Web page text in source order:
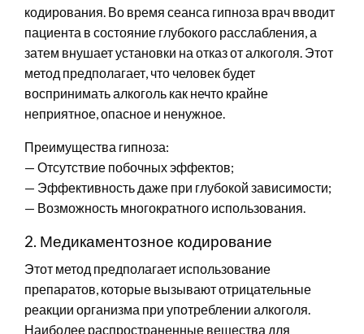
кодирования. Во время сеанса гипноза врач вводит
пациента в состояние глубокого расслабления, а
затем внушает установки на отказ от алкоголя. Этот
метод предполагает, что человек будет
воспринимать алкоголь как нечто крайне
неприятное, опасное и ненужное.
Преимущества гипноза:
— Отсутствие побочных эффектов;
— Эффективность даже при глубокой зависимости;
— Возможность многократного использования.
2. Медикаментозное кодирование
Этот метод предполагает использование
препаратов, которые вызывают отрицательные
реакции организма при употреблении алкоголя.
Наиболее распространенные вещества для